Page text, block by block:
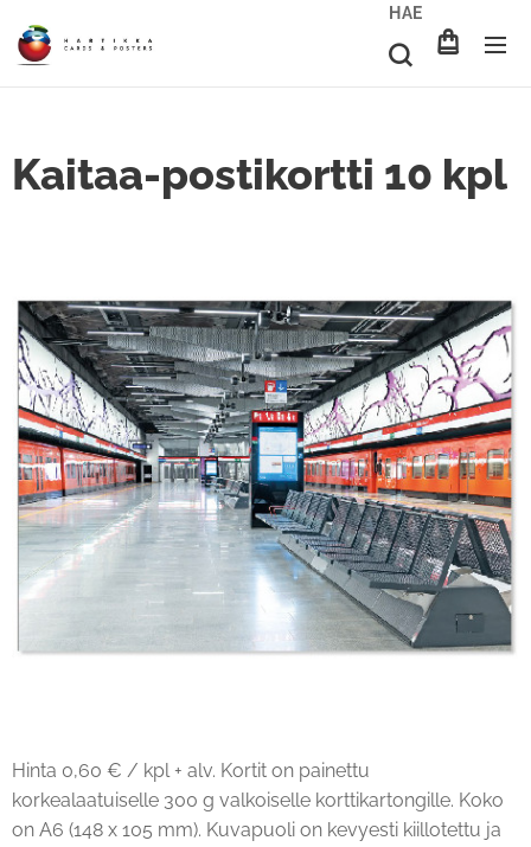
HAE
Kaitaa-postikortti 10 kpl
Hinta 0,60 € / kpl + alv. Kortit on painettu
korkealaatuiselle 300 g valkoiselle korttikartongille. Koko
on A6 (148 x 105 mm). Kuvapuoli on kevyesti kiillotettu ja